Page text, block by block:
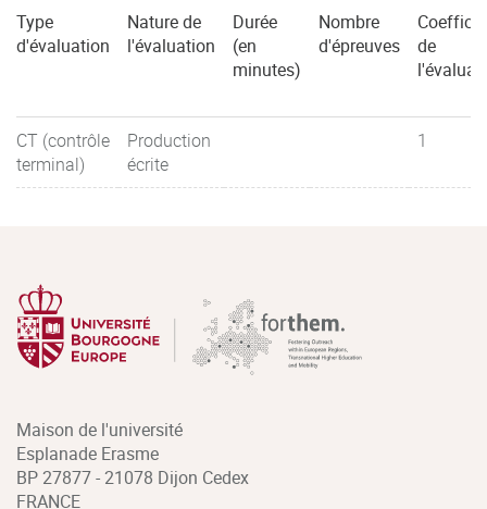
Type
d'évaluation
Nature de
l'évaluation
Durée
(en
minutes)
Nombre
d'épreuves
de
CT (contrôle
terminal)
Production
écrite
1
Maison de l'université
Esplanade Erasme
BP 27877 - 21078 Dijon Cedex
FRANCE